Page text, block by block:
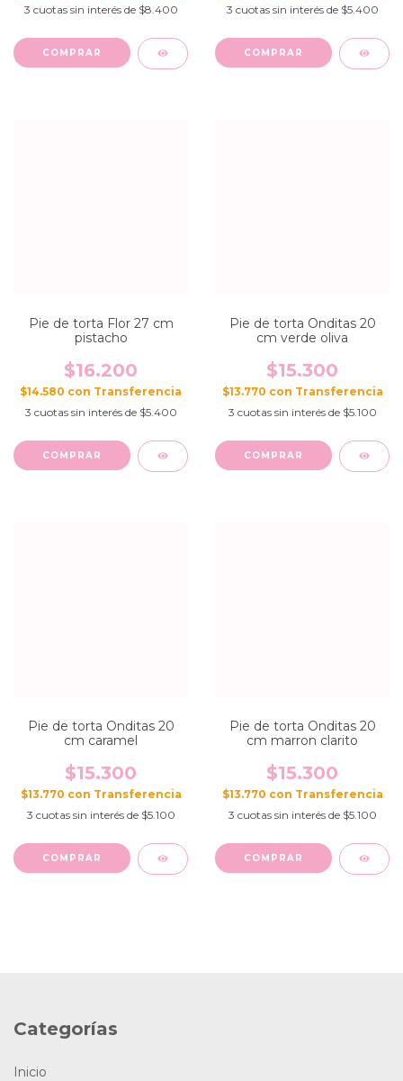
3 cuotas sin interés de $8.400
3 cuotas sin interés de $5.400
Pie de torta Flor 27 cm
pistacho
$16.200
$14.580 con
3 cuotas sin interés de $5.400
Pie de torta Onditas 20
cm verde oliva
$15.300
$13.770 con
3 cuotas sin interés de $5.100
Pie de torta Onditas 20
cm caramel
$15.300
$13.770 con
3 cuotas sin interés de $5.100
Pie de torta Onditas 20
cm marron clarito
$15.300
$13.770 con
3 cuotas sin interés de $5.100
Categorías
Inicio